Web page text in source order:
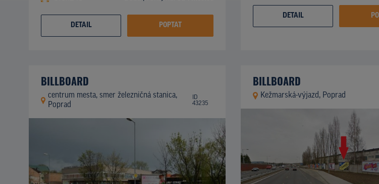
DETAIL POPTAT
DETAIL
BILLBOARD
centrum mesta, smer železničná stanica,
Poprad
ID
43235
BILLBOARD
Kežmarská-výjazd, Poprad